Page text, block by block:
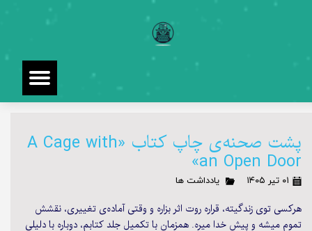
پشت صحنه‌ی چاپ کتاب «A Cage with
an Open Door»
۰۱ تیر ۱۴۰۵ یادداشت ها
هرکسی توی زندگیته، قراره روت اثر بزاره و وقتی آماده‌ی تغییری، نقشش
تموم میشه و پیش خدا میره. همزمان با تکمیل جلد کتابم، دوباره با دلیلی